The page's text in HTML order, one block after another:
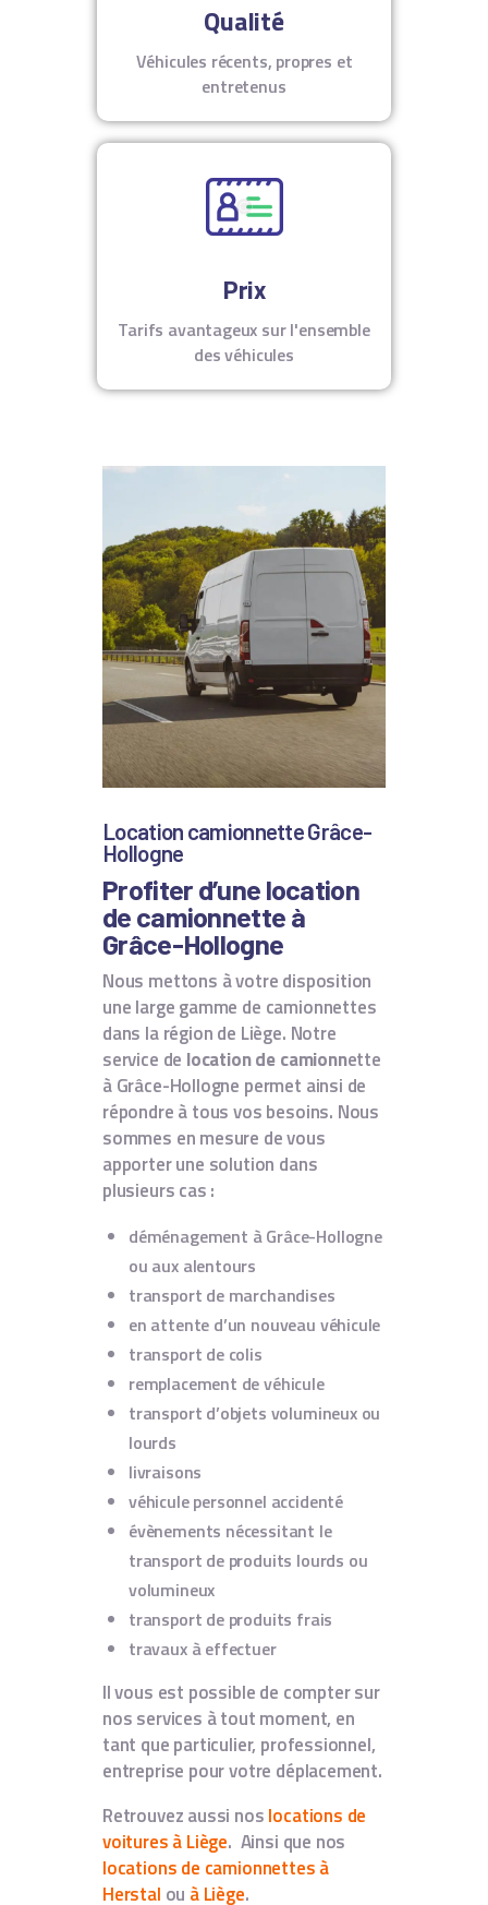
Qualité
Véhicules récents, propres et
entretenus
Prix
Tarifs avantageux sur l'ensemble
des véhicules
Location camionnette Grâce-
Hollogne
Profiter d’une location
de camionnette à
Grâce-Hollogne
Nous mettons à votre disposition
une large gamme de camionnettes
dans la région de Liège. Notre
service de location de camionnette
à Grâce-Hollogne permet ainsi de
répondre à tous vos besoins. Nous
sommes en mesure de vous
apporter une solution dans
plusieurs cas :
déménagement à Grâce-Hollogne
ou aux alentours
transport de marchandises
en attente d’un nouveau véhicule
transport de colis
remplacement de véhicule
transport d’objets volumineux ou
lourds
livraisons
véhicule personnel accidenté
évènements nécessitant le
transport de produits lourds ou
volumineux
transport de produits frais
travaux à effectuer
Il vous est possible de compter sur
nos services à tout moment, en
tant que particulier, professionnel,
entreprise pour votre déplacement.
Retrouvez aussi noslocations de
voitures à Liège. Ainsi que nos
locations de camionnettes à
Herstal ou à Liège.